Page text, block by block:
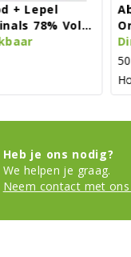
Absinthe
Originals
Direct
Heb je ons nodig?
We helpen je graag.
Neem contact met